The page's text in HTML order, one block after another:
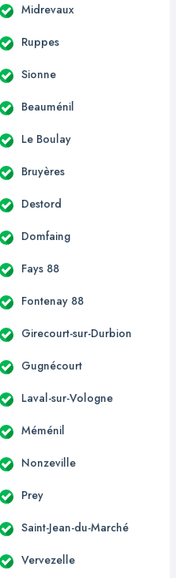
Midrevaux
Ruppes
Sionne
Beauménil
Le Boulay
Bruyères
Destord
Domfaing
Fays 88
Fontenay 88
Girecourt-sur-Durbion
Gugnécourt
Laval-sur-Vologne
Méménil
Nonzeville
Prey
Saint-Jean-du-Marché
Vervezelle